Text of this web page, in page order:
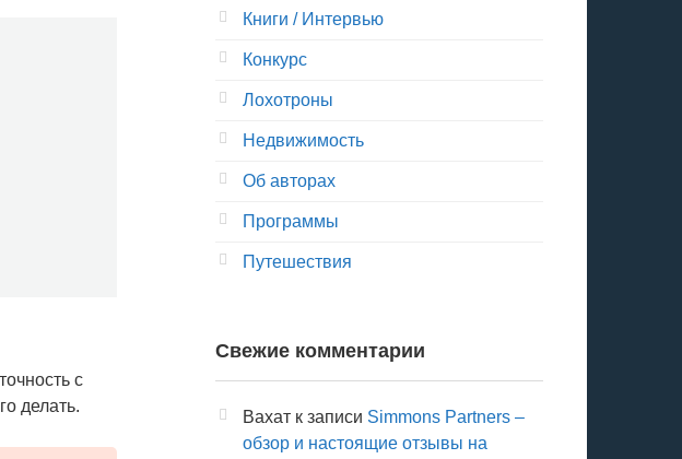
с
делать.
Книги / Интервью
Конкурс
Лохотроны
Недвижимость
Об авторах
Программы
Путешествия
Свежие комментарии
Вахат к записи Simmons Partners –
обзор и настоящие отзывы на